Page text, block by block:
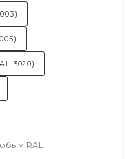
3020)
RAL